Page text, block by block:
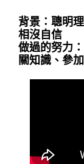
背景：聰明
相沒自信
做過的努力
關知識、參